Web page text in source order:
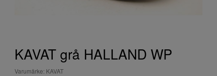
KAVAT grå HALLAND WP
Varumärke: KAVAT